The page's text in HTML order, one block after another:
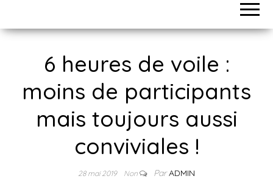
6 heures de voile :
moins de participants
mais toujours aussi
conviviales !
28 mai 2019 Non ParADMIN